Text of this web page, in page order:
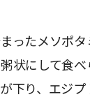
ったメソポ
状にして食
下り、エジ